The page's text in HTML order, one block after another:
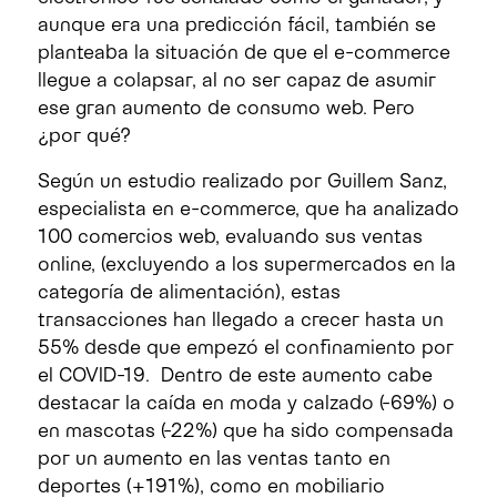
aunque era una predicción fácil, también se
planteaba la situación de que el e-commerce
llegue a colapsar, al no ser capaz de asumir
ese gran aumento de consumo web. Pero
¿por qué?
Según un estudio realizado por Guillem Sanz,
especialista en e-commerce, que ha analizado
100 comercios web, evaluando sus ventas
online, (excluyendo a los supermercados en la
categoría de alimentación), estas
transacciones han llegado a crecer hasta un
55% desde que empezó el confinamiento por
el COVID-19. Dentro de este aumento cabe
destacar la caída en moda y calzado (-69%) o
en mascotas (-22%) que ha sido compensada
por un aumento en las ventas tanto en
deportes (+191%), como en mobiliario